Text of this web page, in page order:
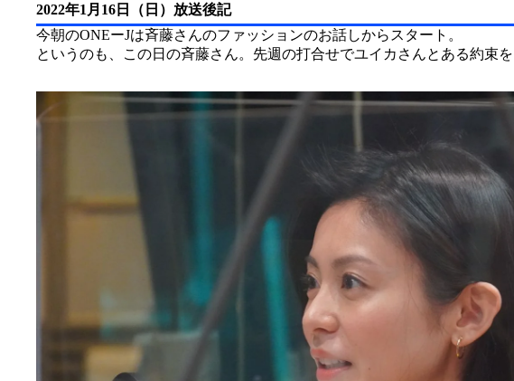
2022年1月16日（日）放送後記
今朝のONEーJは斉藤さんのファッションのお話しからスタート。
というのも、この日の斉藤さん。先週の打合せでユイカさんとある約束を